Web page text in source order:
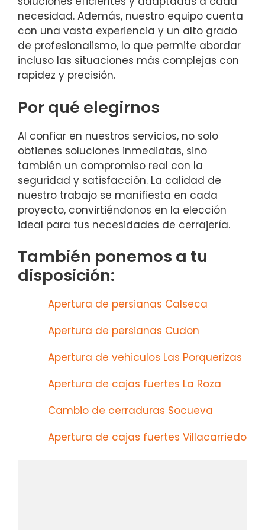
necesidad. Además, nuestro equipo cuenta
con una vasta experiencia y un alto grado
de profesionalismo, lo que permite abordar
incluso las situaciones más complejas con
rapidez y precisión.
Por qué elegirnos
Al confiar en nuestros servicios, no solo
obtienes soluciones inmediatas, sino
también un compromiso real con la
seguridad y satisfacción. La calidad de
nuestro trabajo se manifiesta en cada
proyecto, convirtiéndonos en la elección
ideal para tus necesidades de cerrajería.
También ponemos a tu
disposición:
Apertura de persianas Calseca
Apertura de persianas Cudon
Apertura de vehiculos Las Porquerizas
Apertura de cajas fuertes La Roza
Cambio de cerraduras Socueva
Apertura de cajas fuertes Villacarriedo